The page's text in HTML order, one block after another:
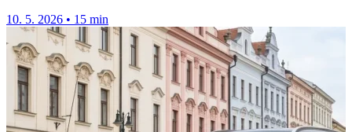
10. 5. 2026 • 15 min